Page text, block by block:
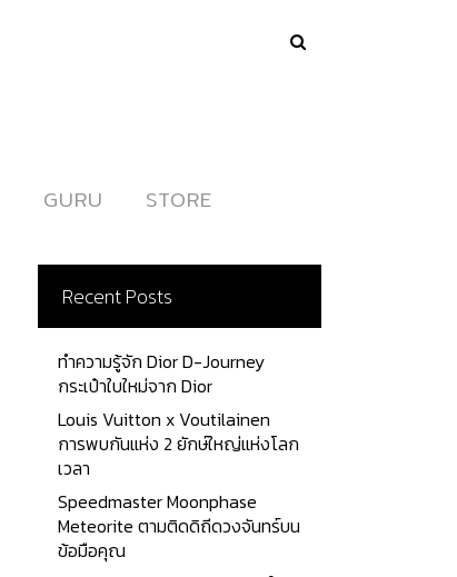
GURU
GURU STORE
STORE
Recent Posts
ทำความรู้จัก Dior D-Journey
กระเป๋าใบใหม่จาก Dior
Louis Vuitton x Voutilainen
การพบกันแห่ง 2 ยักษ์ใหญ่แห่งโลก
เวลา
Speedmaster Moonphase
Meteorite ตามติดดิถีดวงจันทร์บน
ข้อมือคุณ